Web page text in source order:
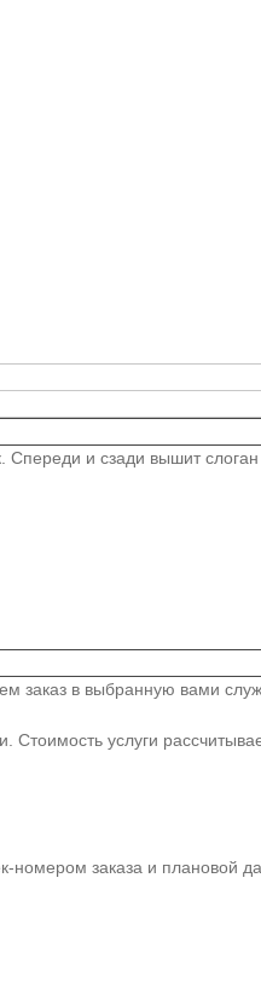
Спереди и сзади вышит
заказ в выбранную вами
услуги
заказа и плановой